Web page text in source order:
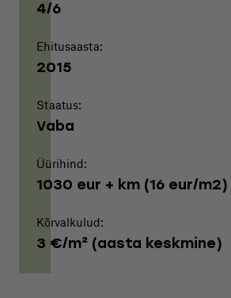
4/6
Ehitusaasta:
2015
Staatus:
Vaba
Üürihind:
1030 eur + km (16 eur/m2)
Kõrvalkulud:
3 €/m² (aasta keskmine)